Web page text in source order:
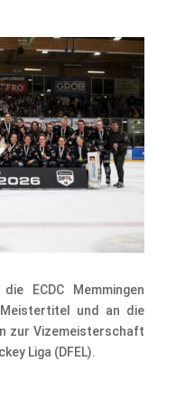
die
ECDC Memmingen
und an die
zur Vizemeisterschaft
Liga (DFEL).